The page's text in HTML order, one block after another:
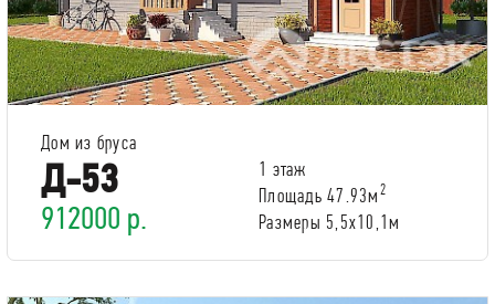
Дом из бруса
Д-53
912000 р.
1 этаж
Площадь 47.93м2
Размеры 5,5х10,1м